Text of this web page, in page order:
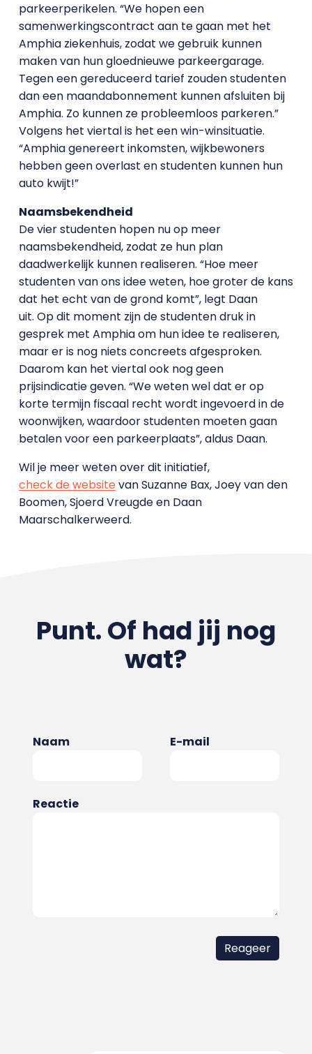
parkeerperikelen. “We hopen een
samenwerkingscontract aan te gaan met het
Amphia ziekenhuis, zodat we gebruik kunnen
maken van hun gloednieuwe parkeergarage.
Tegen een gereduceerd tarief zouden studenten
dan een maandabonnement kunnen afsluiten bij
Amphia. Zo kunnen ze probleemloos parkeren.”
Volgens het viertal is het een win-winsituatie.
“Amphia genereert inkomsten, wijkbewoners
hebben geen overlast en studenten kunnen hun
auto kwijt!”
Naamsbekendheid
De vier studenten hopen nu op meer
naamsbekendheid, zodat ze hun plan
daadwerkelijk kunnen realiseren. “Hoe meer
studenten van ons idee weten, hoe groter de kans
dat het echt van de grond komt”, legt Daan
uit. Op dit moment zijn de studenten druk in
gesprek met Amphia om hun idee te realiseren,
maar er is nog niets concreets afgesproken.
Daarom kan het viertal ook nog geen
prijsindicatie geven. “We weten wel dat er op
korte termijn fiscaal recht wordt ingevoerd in de
woonwijken, waardoor studenten moeten gaan
betalen voor een parkeerplaats”, aldus Daan.
Wil je meer weten over dit initiatief,
check de websitevanSuzanne Bax, Joey van den
Boomen, Sjoerd Vreugde en Daan
Maarschalkerweerd.
Punt. Of had jij nog
wat?
Naam E-mail
Reactie